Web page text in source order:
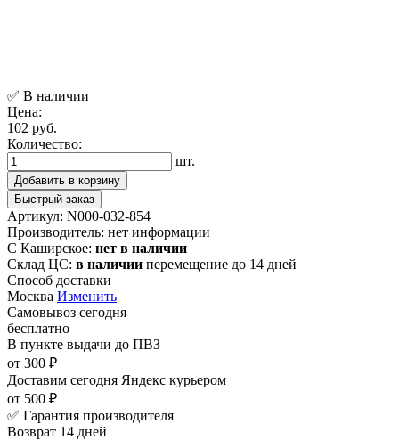
✅ В наличии
Цена:
102 руб.
Количество:
шт.
Добавить в корзину
Быстрый заказ
Артикул: N000-032-854
Производитель: нет информации
С Каширское: нет в наличии
Склад ЦС: в наличии перемещение до 14 дней
Способ доставки
Москва Изменить
Самовывоз сегодня
бесплатно
В пункте выдачи до ПВЗ
от 300 ₽
Доставим сегодня Яндекс курьером
от 500 ₽
✅ Гарантия производителя
Возврат 14 дней